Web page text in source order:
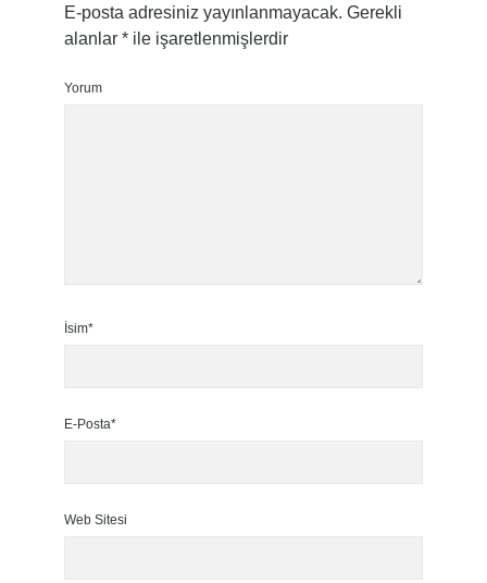
E-posta adresiniz yayınlanmayacak. Gerekli
alanlar *ile işaretlenmişlerdir
Yorum
İsim*
E-Posta*
Web Sitesi